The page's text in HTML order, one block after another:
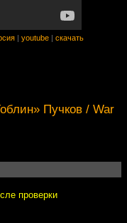
youtube скачать
Пучков / War
проверки